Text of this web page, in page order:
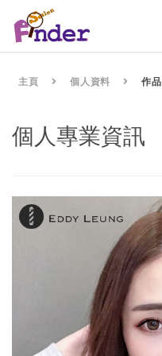
主頁 個人資料 作品
個人專業資訊